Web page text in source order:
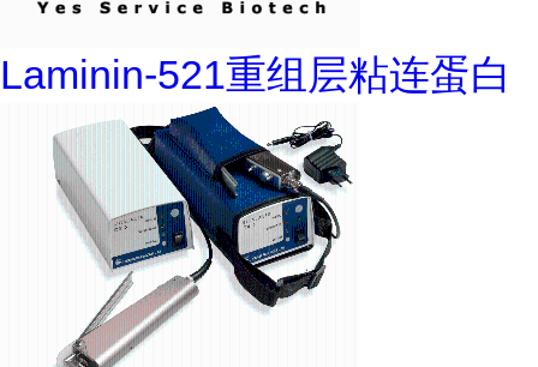
Laminin-521重组层粘连蛋白